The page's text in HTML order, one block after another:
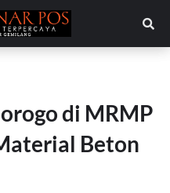
di MRMP
Beton